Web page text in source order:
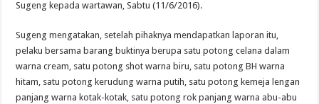
Sugeng kepada wartawan, Sabtu (11/6/2016).
Sugeng mengatakan, setelah pihaknya mendapatkan laporan itu,
pelaku bersama barang buktinya berupa satu potong celana dalam
warna cream, satu potong shot warna biru, satu potong BH warna
hitam, satu potong kerudung warna putih, satu potong kemeja lengan
panjang warna kotak-kotak, satu potong rok panjang warna abu-abu